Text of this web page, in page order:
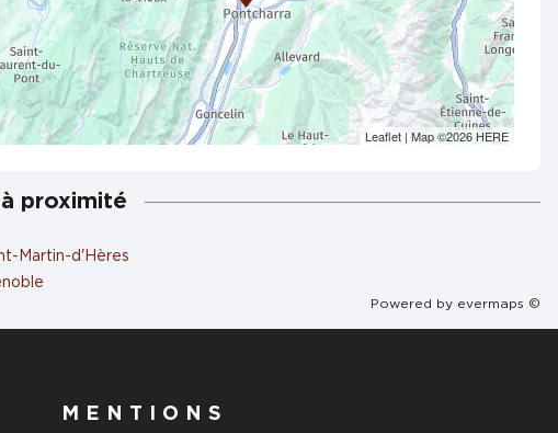
Leaflet| Map ©2026HERE
à proximité
Martin-d'Hères
Powered by evermaps ©
MENTIONS